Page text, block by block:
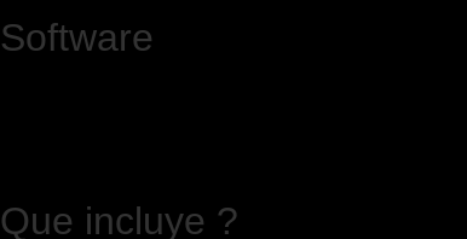
Software
Que incluye ?